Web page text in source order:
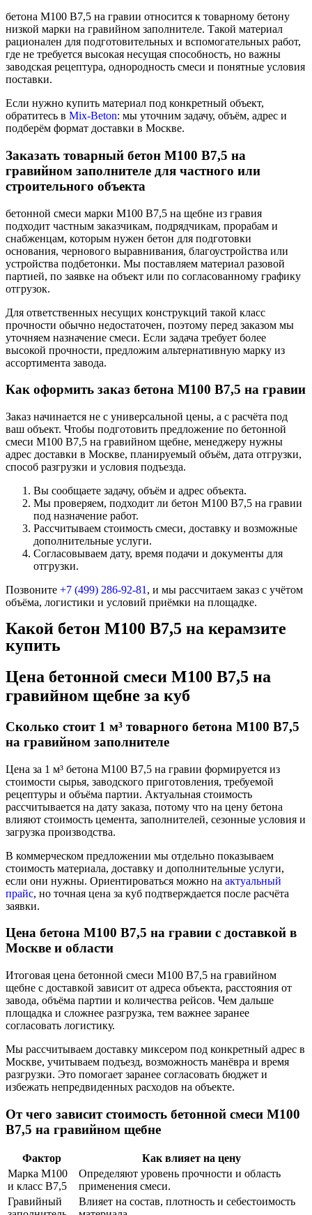
бетона М100 В7,5 на гравии относится к товарному бетону
низкой марки на гравийном заполнителе. Такой материал
рационален для подготовительных и вспомогательных работ,
где не требуется высокая несущая способность, но важны
заводская рецептура, однородность смеси и понятные условия
поставки.
Если нужно купить материал под конкретный объект,
обратитесь в Mix-Beton: мы уточним задачу, объём, адрес и
подберём формат доставки в Москве.
Заказать товарный бетон М100 В7,5 на
гравийном заполнителе для частного или
строительного объекта
бетонной смеси марки М100 В7,5 на щебне из гравия
подходит частным заказчикам, подрядчикам, прорабам и
снабженцам, которым нужен бетон для подготовки
основания, чернового выравнивания, благоустройства или
устройства подбетонки. Мы поставляем материал разовой
партией, по заявке на объект или по согласованному графику
отгрузок.
Для ответственных несущих конструкций такой класс
прочности обычно недостаточен, поэтому перед заказом мы
уточняем назначение смеси. Если задача требует более
высокой прочности, предложим альтернативную марку из
ассортимента завода.
Как оформить заказ бетона М100 В7,5 на гравии
Заказ начинается не с универсальной цены, а с расчёта под
ваш объект. Чтобы подготовить предложение по бетонной
смеси М100 В7,5 на гравийном щебне, менеджеру нужны
адрес доставки в Москве, планируемый объём, дата отгрузки,
способ разгрузки и условия подъезда.
Вы сообщаете задачу, объём и адрес объекта.
Мы проверяем, подходит ли бетон М100 В7,5 на гравии
под назначение работ.
Рассчитываем стоимость смеси, доставку и возможные
дополнительные услуги.
Согласовываем дату, время подачи и документы для
отгрузки.
Позвоните +7 (499) 286-92-81 , и мы рассчитаем заказ с учётом
объёма, логистики и условий приёмки на площадке.
Какой бетон М100 В7,5 на керамзите
купить
Цена бетонной смеси М100 В7,5 на
гравийном щебне за куб
Сколько стоит 1 м³ товарного бетона М100 В7,5
на гравийном заполнителе
Цена за 1 м³ бетона М100 В7,5 на гравии формируется из
стоимости сырья, заводского приготовления, требуемой
рецептуры и объёма партии. Актуальная стоимость
рассчитывается на дату заказа, потому что на цену бетона
влияют стоимость цемента, заполнителей, сезонные условия и
загрузка производства.
В коммерческом предложении мы отдельно показываем
стоимость материала, доставку и дополнительные услуги,
если они нужны. Ориентироваться можно на актуальный
прайс, но точная цена за куб подтверждается после расчёта
заявки.
Цена бетона М100 В7,5 на гравии с доставкой в
Москве и области
Итоговая цена бетонной смеси М100 В7,5 на гравийном
щебне с доставкой зависит от адреса объекта, расстояния от
завода, объёма партии и количества рейсов. Чем дальше
площадка и сложнее разгрузка, тем важнее заранее
согласовать логистику.
Мы рассчитываем доставку миксером под конкретный адрес в
Москве, учитываем подъезд, возможность манёвра и время
разгрузки. Это помогает заранее согласовать бюджет и
избежать непредвиденных расходов на объекте.
От чего зависит стоимость бетонной смеси М100
В7,5 на гравийном щебне
Фактор
Как влияет на цену
Марка М100
и класс В7,5
Определяют уровень прочности и область
применения смеси.
Гравийный
Влияет на состав, плотность и себестоимость